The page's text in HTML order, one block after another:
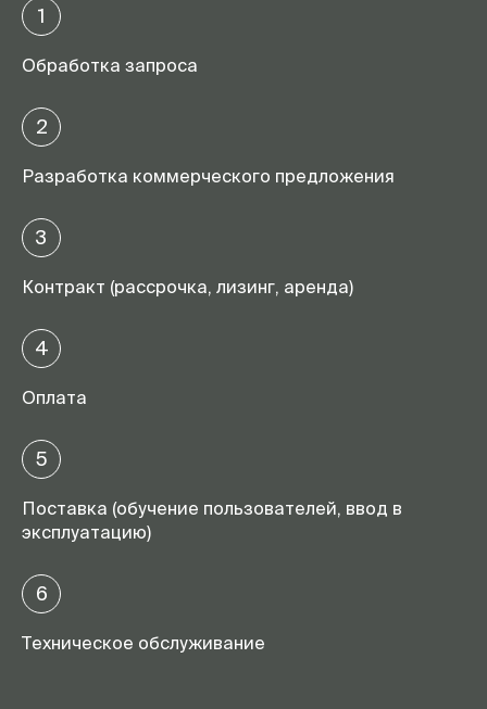
1
Обработка запроса
2
Разработка коммерческого предложения
3
Контракт (рассрочка, лизинг, аренда)
4
Оплата
5
Поставка (обучение пользователей, ввод в
эксплуатацию)
6
Техническое обслуживание